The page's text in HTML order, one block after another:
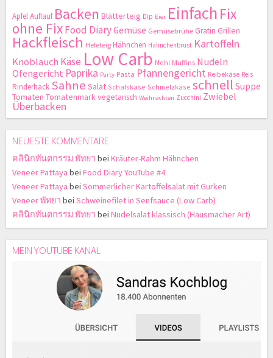
ApfelAuflauf Backen Blätterteig Dip Eier Einfach Fix
ohne FixFood DiaryGemüse Gemüsebrühe Gratin Grillen
Hackfleisch Hefeteig Hähnchen Hähnchenbrust Kartoffeln
Knoblauch Käse Low Carb Mehl Muffins Nudeln
Ofengericht Paprika Party Pasta Pfannengericht Reibekäse Reis
Rinderhack Sahne Salat Schafskäse Schmelzkäse schnell Suppe
Tomaten Tomatenmarkvegetarisch Weihnachten Zucchini Zwiebel
Überbacken
NEUESTE KOMMENTARE
คลินิกทันตกรรม พัทยา bei Kräuter-Rahm Hähnchen
Veneer Pattaya bei Food Diary YouTube #4
Veneer Pattaya bei Sommerlicher Kartoffelsalat mit Gurken
Veneer พัทยา bei Schweinefilet in Senfsauce (Low Carb)
คลินิกทันตกรรม พัทยา bei Nudelsalat klassisch (Hausmacher Art)
MEIN YOUTUBE KANAL